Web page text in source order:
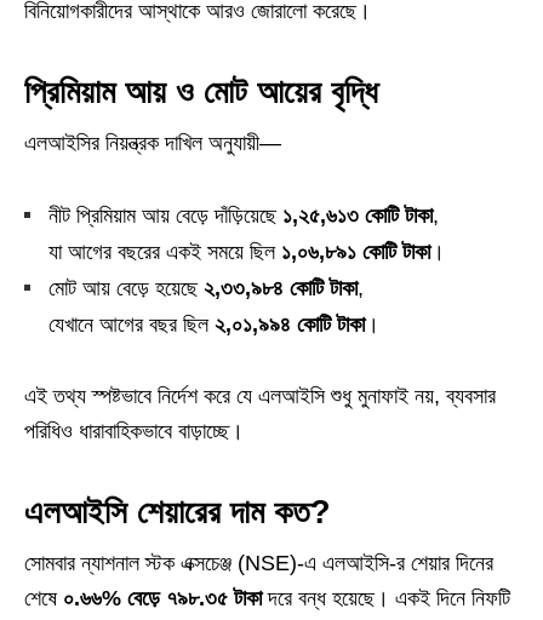
বিনিয়োগকারীদের আস্থাকে আরও জোরালো করেছে।
প্রিমিয়াম আয় ও মোট আয়ের বৃদ্ধি
এলআইসির নিয়ন্ত্রক দাখিল অনুযায়ী—
নীট প্রিমিয়াম আয় বেড়ে দাঁড়িয়েছে ১,২৫,৬১৩ কোটি টাকা,
যা আগের বছরের একই সময়ে ছিল ১,০৬,৮৯১ কোটি টাকা।
মোট আয় বেড়ে হয়েছে ২,৩৩,৯৮৪ কোটি টাকা,
যেখানে আগের বছর ছিল ২,০১,৯৯৪ কোটি টাকা।
এই তথ্য স্পষ্টভাবে নির্দেশ করে যে এলআইসি শুধু মুনাফাই নয়, ব্যবসার
পরিধিও ধারাবাহিকভাবে বাড়াচ্ছে।
এলআইসি শেয়ারের দাম কত?
সোমবার ন্যাশনাল স্টক এক্সচেঞ্জ (NSE)‑এ এলআইসি‑র শেয়ার দিনের
শেষে ০.৬৬% বেড়ে ৭৯৮.৩৫ টাকাদরে বন্ধ হয়েছে। একই দিনে নিফটি